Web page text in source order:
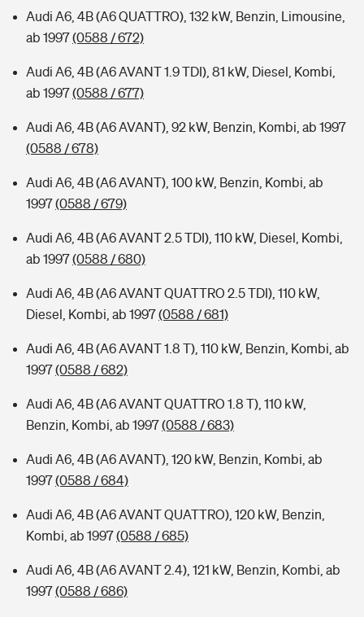
Audi A6, 4B (A6 QUATTRO), 132 kW, Benzin, Limousine,
ab 1997(0588 / 672)
Audi A6, 4B (A6 AVANT 1.9 TDI), 81 kW, Diesel, Kombi,
ab 1997(0588 / 677)
Audi A6, 4B (A6 AVANT), 92 kW, Benzin, Kombi, ab 1997
(0588 / 678)
Audi A6, 4B (A6 AVANT), 100 kW, Benzin, Kombi, ab
1997(0588 / 679)
Audi A6, 4B (A6 AVANT 2.5 TDI), 110 kW, Diesel, Kombi,
ab 1997(0588 / 680)
Audi A6, 4B (A6 AVANT QUATTRO 2.5 TDI), 110 kW,
Diesel, Kombi, ab 1997(0588 / 681)
Audi A6, 4B (A6 AVANT 1.8 T), 110 kW, Benzin, Kombi, ab
1997(0588 / 682)
Audi A6, 4B (A6 AVANT QUATTRO 1.8 T), 110 kW,
Benzin, Kombi, ab 1997(0588 / 683)
Audi A6, 4B (A6 AVANT), 120 kW, Benzin, Kombi, ab
1997(0588 / 684)
Audi A6, 4B (A6 AVANT QUATTRO), 120 kW, Benzin,
Kombi, ab 1997(0588 / 685)
Audi A6, 4B (A6 AVANT 2.4), 121 kW, Benzin, Kombi, ab
1997(0588 / 686)